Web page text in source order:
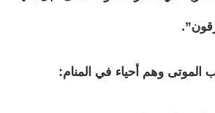
الموتى وهم أحياء في المنام: